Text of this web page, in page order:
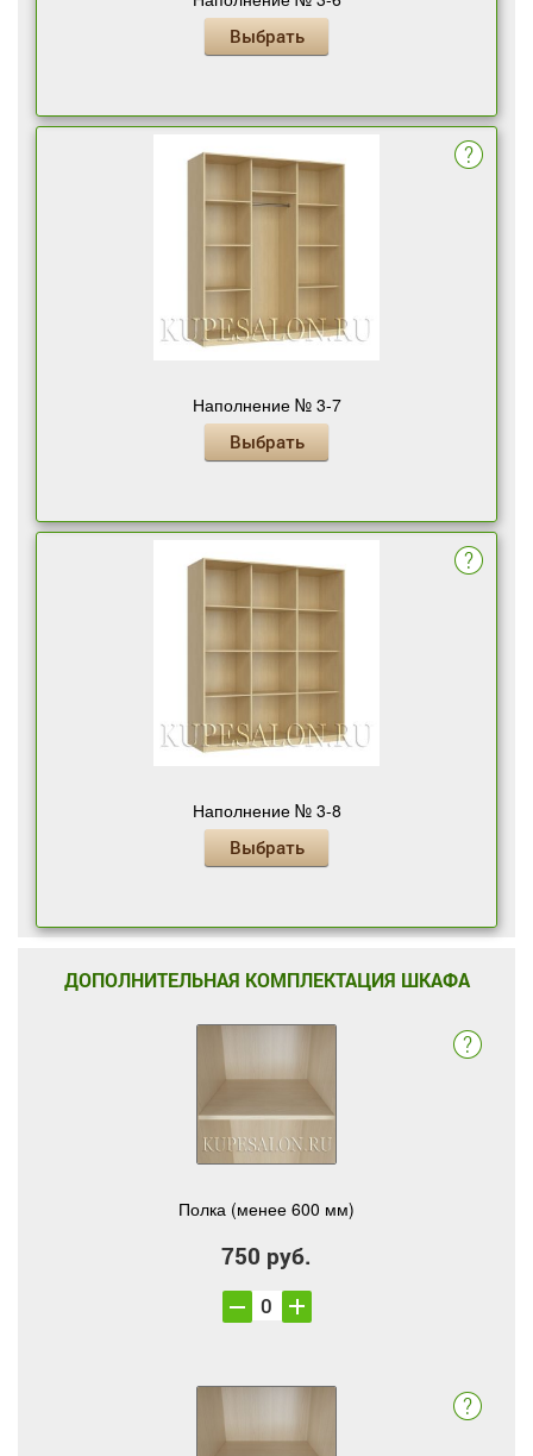
Выбрать
Наполнение № 3-7
Выбрать
Наполнение № 3-8
Выбрать
ДОПОЛНИТЕЛЬНАЯ КОМПЛЕКТАЦИЯ ШКАФА
Полка (менее 600 мм)
750 руб.